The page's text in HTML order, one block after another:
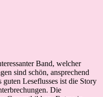
Band, welcher
sind schön, ansprechend
Leseflusses ist die Story
Die